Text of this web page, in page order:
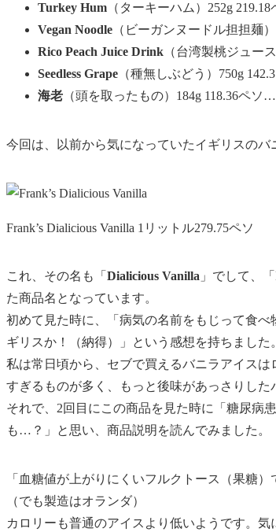
Turkey Hum （ターキーハム）252g
Vegan Noodle （ビーガンヌードル担担
Rico Peach Juice Drink （台湾製桃ジュー
Seedless Grape （種無しぶどう）750g
海老 （頭を取ったもの）184g 118.36ペ
今回は、以前から気になっていたイギリスのバ
Frank’s Dialicious Vanilla 1リットル279.75ペソ
これ、その名も「 Dialicious Vanilla 」でして、
た商品名となっています。
初めて見た時に、「 病気の名前をもじって食べ
ギリスか！（納得）」という感想を持ちました。
私は常日頃から、セブで買えるバニラアイス
すぎるものが多く、もっと後味があっさりした
それで、2回目にこの商品を見た時に「糖尿病
も…？」と思い、商品説明を読んでみました。
「血糖値が上がりにくいフルクトース（果糖）
（でも製造はオランダ）
カロリーも普通のアイスより低いようです。